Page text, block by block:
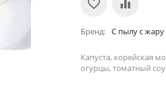
Бренд С пылу с
Капуста, корейская
огурцы, томатный